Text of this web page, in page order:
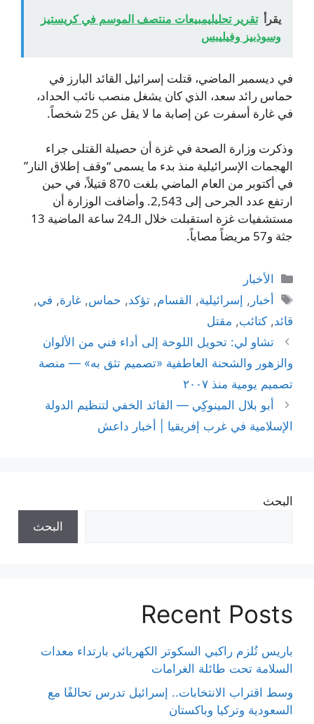
يقرأ تقرير تحليليمبيعات منتصف الموسم في كريستيز
وسوذبيز وفيليبس
في ديسمبر الماضي، قتلت إسرائيل القائد البارز في
حماس رائد سعد، الذي كان يشغل منصب نائب الحداد،
في غارة أسفرت عن إصابة ما لا يقل عن 25 شخصاً.
وذكرت وزارة الصحة في غزة أن حصيلة القتلى جراء
الهجمات الإسرائيلية منذ بدء ما يسمى “وقف إطلاق النار”
في أكتوبر من العام الماضي بلغت 870 قتيلاً، في حين
ارتفع عدد الجرحى إلى 2,543. وأضافت الوزارة أن
مستشفيات غزة استقبلت خلال الـ24 ساعة الماضية 13
جثة و57 مريضاً مصاباً.
التصنيفات
الأخبار
الوسوم
أخبار , إسرائيلية, القسام,تؤكد, حماس,غارة, في,
قائد, كتائب, مقتل
تشاو لي: تحويل اللوحة إلى أداء فني من الألوان
والزهور والشحنة العاطفية «تصميم تثق به» — منصة
تصميم يومية منذ ٢٠٠٧
أبو بلال المينوكِي — القائد الخفي لتنظيم الدولة
الإسلامية في غرب إفريقيا | أخبار داعش
البحث
البحث
Recent Posts
باريس تُلزم راكبي السكوتر الكهربائي بارتداء معدات
السلامة تحت طائلة الغرامات
وسط اقتراب الانتخابات.. إسرائيل تدرس تحالفًا مع
السعودية وتركيا وباكستان